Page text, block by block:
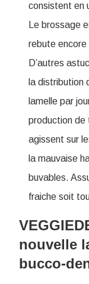
consistent en
Le brossage
rebute encore
D’autres
la distribution
lamelle par
production de
agissent sur
la mauvaise
buvables.
fraiche soit
nouvelle
bucco-